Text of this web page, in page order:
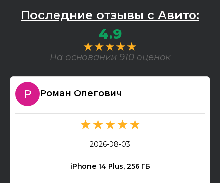
Последние отзывы с Авито:
4.9
★★★★★
На основании 910 оценок
Роман Олегович
★★★★★
2026-08-03
iPhone 14 Plus, 256 ГБ